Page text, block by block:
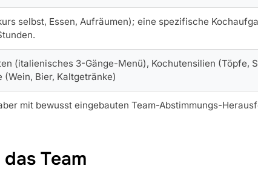
selbst, Essen, Aufräumen); eine spezifische
(italienisches 3-Gänge-Menü), Kochutensilien (Töpfe,
(Wein, Bier, Kaltgetränke)
mit bewusst eingebauten Team-Abstimmungs-
Team